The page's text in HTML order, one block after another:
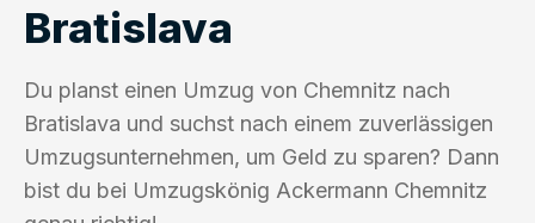
Bratislava
Du planst einen Umzug von Chemnitz nach
Bratislava und suchst nach einem zuverlässigen
Umzugsunternehmen, um Geld zu sparen? Dann
bist du bei Umzugskönig Ackermann Chemnitz